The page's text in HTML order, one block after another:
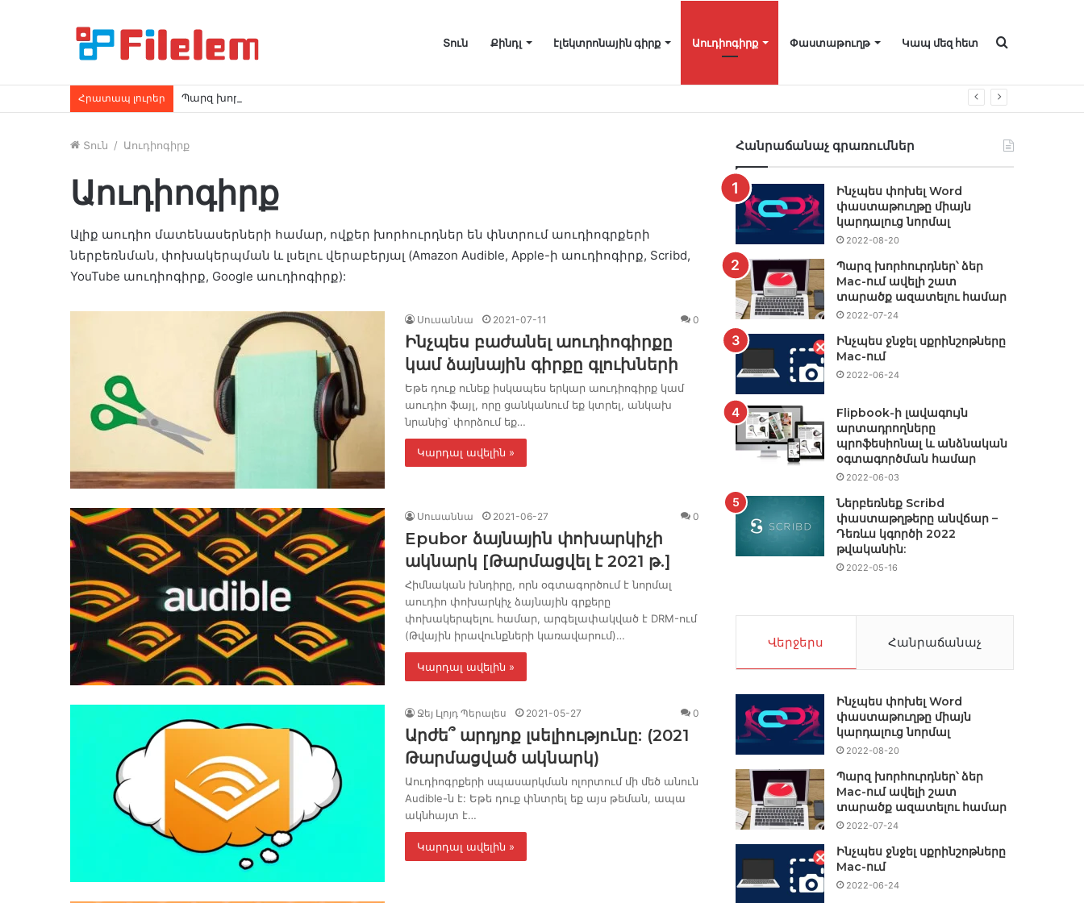
Տուն Քինդլ էլեկտրոնային գիրք Աուդիոգիրք Փաստաթուղթ Կապ մեզ հետ Որոնել
Հրատապ լուրեր Պարզ խորհուրդներ՝ ձեր Mac-ում ավելի շատ տարածք ազատելու համար
Տուն / Աուդիոգիրք
Աուդիոգիրք
Ալիք աուդիո մատենասերների համար, ովքեր խորհուրդներ են փնտրում աուդիոգրքերի
ներբեռնման, փոխակերպման և լսելու վերաբերյալ (Amazon Audible, Apple-ի աուդիոգիրք, Scribd,
YouTube աուդիոգիրք, Google աուդիոգիրք):
Սուսաննա 2021-07-11 0
Ինչպես բաժանել աուդիոգիրքը
կամ ձայնային գիրքը գլուխների
Եթե ​​դուք ունեք իսկապես երկար աուդիոգիրք կամ
աուդիո ֆայլ, որը ցանկանում եք կտրել, անկախ
նրանից՝ փորձում եք…
Կարդալ ավելին »
Սուսաննա 2021-06-27 0
Epubor ձայնային փոխարկիչի
ակնարկ [Թարմացվել է 2021 թ.]
Հիմնական խնդիրը, որն օգտագործում է նորմալ
աուդիո փոխարկիչ ձայնային գրքերը
փոխակերպելու համար, արգելափակված է DRM-ում
(Թվային իրավունքների կառավարում)…
Կարդալ ավելին »
Ջեյ Լլոյդ Պերալես 2021-05-27 0
Արժե՞ արդյոք լսելիությունը: (2021
Թարմացված ակնարկ)
Աուդիոգրքերի սպասարկման ոլորտում մի մեծ անուն
Audible-ն է: Եթե ​​դուք փնտրել եք այս թեման, ապա
ակնհայտ է…
Կարդալ ավելին »
Հանրաճանաչ գրառումներ
Ինչպես փոխել Word
փաստաթուղթը միայն
կարդալուց նորմալ
2022-08-20
Պարզ խորհուրդներ՝ ձեր
Mac-ում ավելի շատ
տարածք ազատելու համար
2022-07-24
Ինչպես ջնջել սքրինշոթները
Mac-ում
2022-06-24
Flipbook-ի լավագույն
արտադրողները
պրոֆեսիոնալ և անձնական
օգտագործման համար
2022-06-03
Ներբեռնեք Scribd
փաստաթղթերը անվճար –
Դեռևս կգործի 2022
թվականին:
2022-05-16
Վերջերս Հանրաճանաչ
Ինչպես փոխել Word
փաստաթուղթը միայն
կարդալուց նորմալ
2022-08-20
Պարզ խորհուրդներ՝ ձեր
Mac-ում ավելի շատ
տարածք ազատելու համար
2022-07-24
Ինչպես ջնջել սքրինշոթները
Mac-ում
2022-06-24